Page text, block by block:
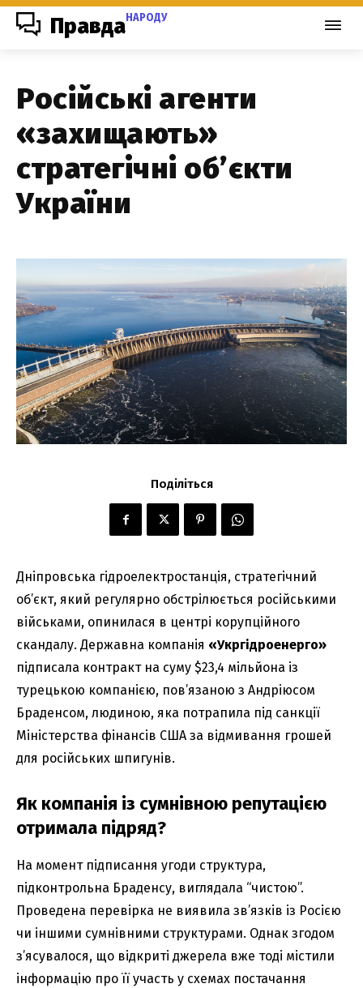
ПравдаНАРОДУ
Російські агенти
«захищають»
стратегічні об’єкти
України
Поділіться
Дніпровська гідроелектростанція, стратегічний
об’єкт, який регулярно обстрілюється російськими
військами, опинилася в центрі корупційного
скандалу. Державна компанія «Укргідроенерго»
підписала контракт на суму $23,4 мільйона із
турецькою компанією, пов’язаною з Андріюсом
Браденсом, людиною, яка потрапила під санкції
Міністерства фінансів США за відмивання грошей
для російських шпигунів.
Як компанія із сумнівною репутацією
отримала підряд?
На момент підписання угоди структура,
підконтрольна Браденсу, виглядала “чистою”.
Проведена перевірка не виявила зв’язків із Росією
чи іншими сумнівними структурами. Однак згодом
з’ясувалося, що відкриті джерела вже тоді містили
інформацію про її участь у схемах постачання